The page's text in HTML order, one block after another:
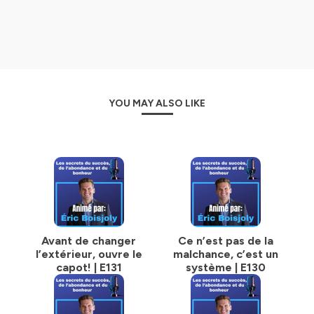
t’attend avec “ D’Ordinaire à Exceptionnel ”.
pratiques et des stratégies éprouvées. Des invités
exceptionnels se joindront à nous pour partager leurs
expériences et leurs secrets. On parlera de tout : gestion
du temps, dépassement de soi, leadership, innovation...
et bien plus!
Mais ce n’est pas tout. Tu auras aussi accès à des
ressources exclusives : guides pratiques, défis
hebdomadaires, et un groupe de soutien pour te
motiver. C’est un véritable accompagnement sur ton
chemin vers l’excellence.
YOU MAY ALSO LIKE
Avant de changer
l’extérieur, ouvre le
capot! | E131
Ce n’est pas de la
malchance, c’est un
système | E130